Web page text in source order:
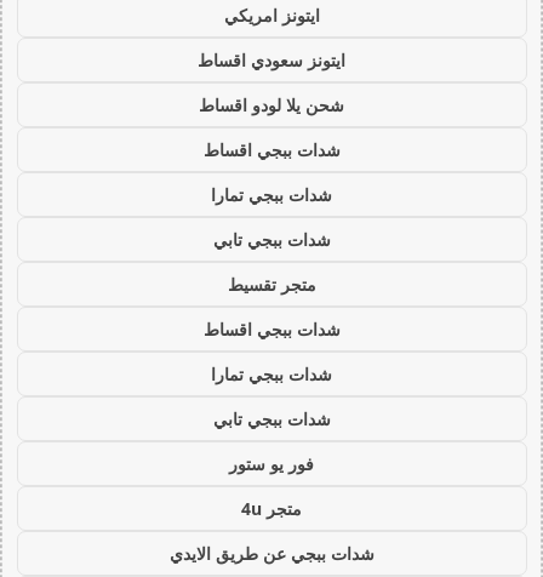
ايتونز امريكي
ايتونز سعودي اقساط
شحن يلا لودو اقساط
شدات ببجي اقساط
شدات ببجي تمارا
شدات ببجي تابي
متجر تقسيط
شدات ببجي اقساط
شدات ببجي تمارا
شدات ببجي تابي
فور يو ستور
متجر 4u
شدات ببجي عن طريق الايدي